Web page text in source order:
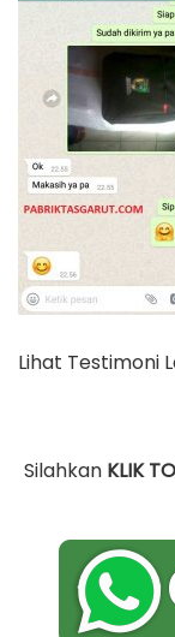
Lihat Testimoni
Silahkan KLIK